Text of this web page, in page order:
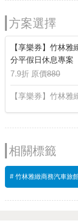
方案選擇
【享樂券】竹林
分平假日休息專案
7.9折 原價880
【享樂券】竹林
相關標籤
# 竹林雅緻商務汽車旅